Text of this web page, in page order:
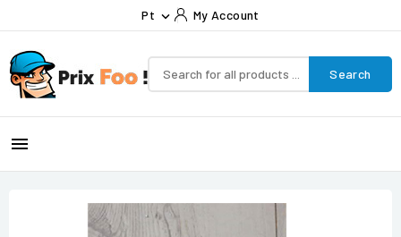
Pt  My Account
Search
